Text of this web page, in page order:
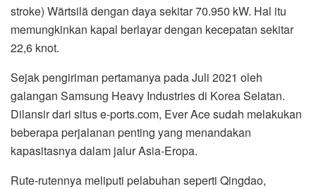
stroke) Wärtsilä dengan daya sekitar 70.950 kW. Hal itu
memungkinkan kapal berlayar dengan kecepatan sekitar
22,6 knot.
Sejak pengiriman pertamanya pada Juli 2021 oleh
galangan Samsung Heavy Industries di Korea Selatan.
Dilansir dari situs e-ports.com, Ever Ace sudah melakukan
beberapa perjalanan penting yang menandakan
kapasitasnya dalam jalur Asia-Eropa.
Rute-rutennya meliputi pelabuhan seperti Qingdao,